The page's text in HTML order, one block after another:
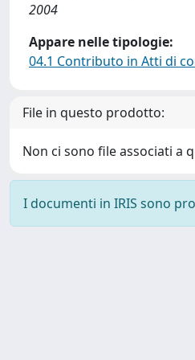
2004
Appare nelle tipologie:
04.1 Contributo in Atti di
File in questo prodotto:
Non ci sono file associati a
I documenti in IRIS sono